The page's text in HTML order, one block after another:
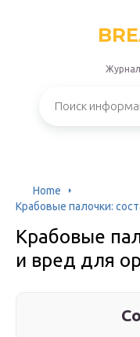
Home
Крабовые палочки:
Крабовые
и вред для